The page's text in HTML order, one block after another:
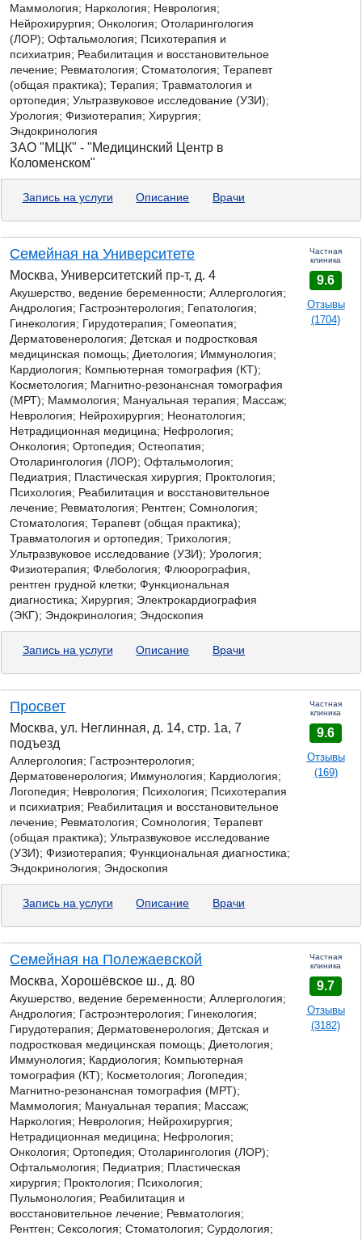
Маммология; Наркология; Неврология;
Нейрохирургия; Онкология; Отоларингология
(ЛОР); Офтальмология; Психотерапия и
психиатрия; Реабилитация и восстановительное
лечение; Ревматология; Стоматология; Терапевт
(общая практика); Терапия; Травматология и
ортопедия; Ультразвуковое исследование (УЗИ);
Урология; Физиотерапия; Хирургия;
Эндокринология
ЗАО "МЦК" - "Медицинский Центр в
Коломенском"
Запись на услуги Описание Врачи
Семейная на Университете
Москва, Университетский пр-т, д. 4
Акушерство, ведение беременности; Аллергология;
Андрология; Гастроэнтерология; Гепатология;
Гинекология; Гирудотерапия; Гомеопатия;
Дерматовенерология; Детская и подростковая
медицинская помощь; Диетология; Иммунология;
Кардиология; Компьютерная томография (КТ);
Косметология; Магнитно-резонансная томография
(МРТ); Маммология; Мануальная терапия; Массаж;
Неврология; Нейрохирургия; Неонатология;
Нетрадиционная медицина; Нефрология;
Онкология; Ортопедия; Остеопатия;
Отоларингология (ЛОР); Офтальмология;
Педиатрия; Пластическая хирургия; Проктология;
Психология; Реабилитация и восстановительное
лечение; Ревматология; Рентген; Сомнология;
Стоматология; Терапевт (общая практика);
Травматология и ортопедия; Трихология;
Ультразвуковое исследование (УЗИ); Урология;
Физиотерапия; Флебология; Флюорография,
рентген грудной клетки; Функциональная
диагностика; Хирургия; Электрокардиография
(ЭКГ); Эндокринология; Эндоскопия
Частная
клиника
9.6
Отзывы
(1704)
Запись на услуги Описание Врачи
Просвет
Москва, ул. Неглинная, д. 14, стр. 1а, 7
подъезд
Аллергология; Гастроэнтерология;
Дерматовенерология; Иммунология; Кардиология;
Логопедия; Неврология; Психология; Психотерапия
и психиатрия; Реабилитация и восстановительное
лечение; Ревматология; Сомнология; Терапевт
(общая практика); Ультразвуковое исследование
(УЗИ); Физиотерапия; Функциональная диагностика;
Эндокринология; Эндоскопия
Частная
клиника
9.6
Отзывы
(169)
Запись на услуги Описание Врачи
Семейная на Полежаевской
Москва, Хорошёвское ш., д. 80
Акушерство, ведение беременности; Аллергология;
Андрология; Гастроэнтерология; Гинекология;
Гирудотерапия; Дерматовенерология; Детская и
подростковая медицинская помощь; Диетология;
Иммунология; Кардиология; Компьютерная
томография (КТ); Косметология; Логопедия;
Магнитно-резонансная томография (МРТ);
Маммология; Мануальная терапия; Массаж;
Наркология; Неврология; Нейрохирургия;
Нетрадиционная медицина; Нефрология;
Онкология; Ортопедия; Отоларингология (ЛОР);
Офтальмология; Педиатрия; Пластическая
хирургия; Проктология; Психология;
Пульмонология; Реабилитация и
восстановительное лечение; Ревматология;
Рентген; Сексология; Стоматология; Сурдология;
Частная
клиника
9.7
Отзывы
(3182)